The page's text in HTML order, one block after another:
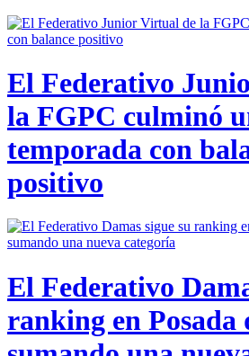
El Federativo
la FGPC culminó
temporada con
positivo
El Federativo
ranking en Posada